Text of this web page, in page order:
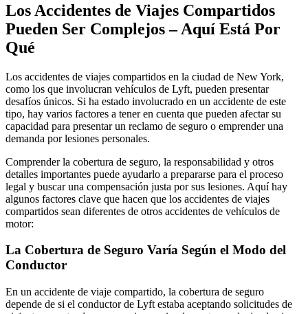
Los Accidentes de Viajes Compartidos
Pueden Ser Complejos – Aquí Está Por
Qué
Los accidentes de viajes compartidos en la ciudad de New York,
como los que involucran vehículos de Lyft, pueden presentar
desafíos únicos. Si ha estado involucrado en un accidente de este
tipo, hay varios factores a tener en cuenta que pueden afectar su
capacidad para presentar un reclamo de seguro o emprender una
demanda por lesiones personales.
Comprender la cobertura de seguro, la responsabilidad y otros
detalles importantes puede ayudarlo a prepararse para el proceso
legal y buscar una compensación justa por sus lesiones. Aquí hay
algunos factores clave que hacen que los accidentes de viajes
compartidos sean diferentes de otros accidentes de vehículos de
motor:
La Cobertura de Seguro Varía Según el Modo del
Conductor
En un accidente de viaje compartido, la cobertura de seguro
depende de si el conductor de Lyft estaba aceptando solicitudes de